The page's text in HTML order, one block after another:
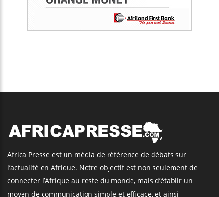
Africa Presse est un média de référence de débats sur
l’actualité en Afrique. Notre objectif est non seulement de
connecter l’Afrique au reste du monde, mais d’établir un
moyen de communication simple et efficace, et ainsi